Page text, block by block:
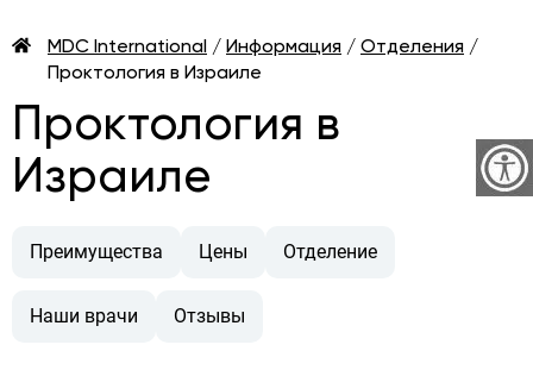
MDC International / Информация / Отделения /
Проктология в Израиле
Проктология в
Израиле
Преимущества Цены Отделение
Наши врачи Отзывы